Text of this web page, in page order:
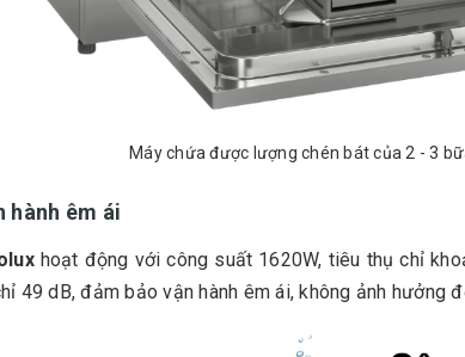
Máy chứa được lượng chén bát của 2 - 3
hành êm ái
hoạt động với công suất 1620W, tiêu thụ chỉ
49 dB, đảm bảo vận hành êm ái, không ảnh hưởng